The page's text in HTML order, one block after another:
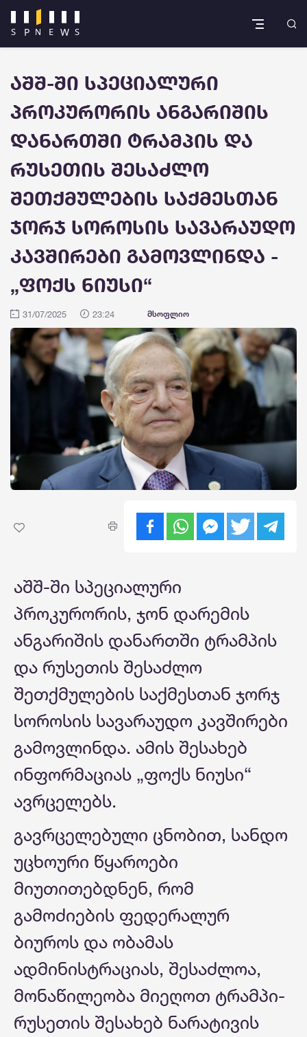
აშშ-ში სპეციალური
პროკურორის ანგარიშის
დანართში ტრამპის და
რუსეთის შესაძლო
შეთქმულების საქმესთან
ჯორჯ სოროსის სავარაუდო
კავშირები გამოვლინდა -
„ფოქს ნიუსი“
31/07/2025 23:24 მსოფლიო
აშშ-ში სპეციალური
პროკურორის, ჯონ დარემის
ანგარიშის დანართში ტრამპის
და რუსეთის შესაძლო
შეთქმულების საქმესთან ჯორჯ
სოროსის სავარაუდო კავშირები
გამოვლინდა. ამის შესახებ
ინფორმაციას „ფოქს ნიუსი“
ავრცელებს.
გავრცელებული ცნობით, სანდო
უცხოური წყაროები
მიუთითებდნენ, რომ
გამოძიების ფედერალურ
ბიუროს და ობამას
ადმინისტრაციას, შესაძლოა,
მონაწილეობა მიეღოთ ტრამპი-
რუსეთის შესახებ ნარატივის